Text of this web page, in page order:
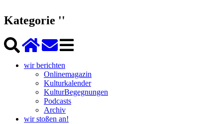
Kategorie ''
wir berichten
Onlinemagazin
Kulturkalender
KulturBegegnungen
Podcasts
Archiv
wir stoßen an!